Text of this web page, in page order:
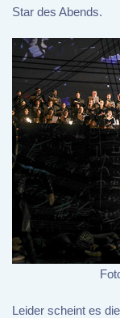
Star des Abends.
Leider scheint es